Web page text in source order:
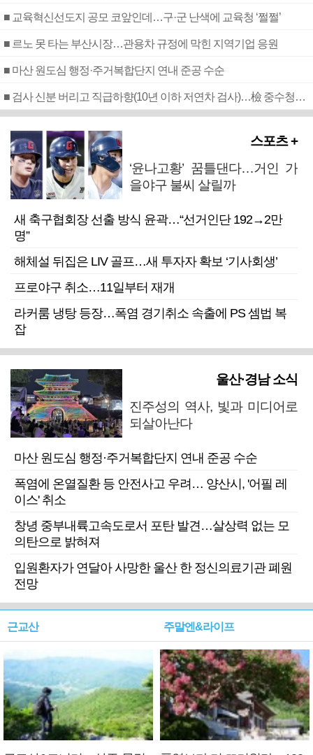
■ 교육혁신선도지 공모 코앞인데…구·군 난색에 교육청 ‘쩔쩔’
■ 르노 못 타는 부산시장…관용차 규정에 막힌 지역기업 응원
■ 마산 원도심 행정·주거복합단지 연내 준공 수순
■ 검사 신분 버리고 직급하향(10년 이하 저연차 검사)…檢 중수청행 기피
스포츠 +
‘윤나고황’ 꿈틀댄다…거인 가
을야구 불씨 살릴까
새 축구협회장 선출 방식 윤곽…“선거인단 192→2만
명”
해체설 뒤집은 LIV 골프…새 투자자 확보 ‘기사회생’
프로야구 취소…11일부터 재개
라커룸 냉탕 등장…폭염 경기취소 속출에 PS 셈법 복
잡
울산·경남 소식
진주성의 역사, 빛과 미디어로
되살아난다
마산 원도심 행정·주거복합단지 연내 준공 수순
폭염에 온열질환 등 안전사고 우려… 양산시, '어필 레
이스' 취소
창녕 중부내륙고속도로서 포탄 발견…살상력 없는 모
의탄으로 밝혀져
입원환자가 연달아 사망한 울산 한 정신의료기관 폐원
전망
근교산 주말엔&라이프